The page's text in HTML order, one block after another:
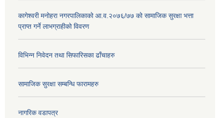
कागेश्वरी मनोहरा नगरपालिकाको आ.व.२०७६/७७ को सामाजिक सुरक्षा भत्ता
प्राप्त गर्ने लाभग्राहीको विवरण
विभिन्न निवेदन तथा सिफारिसका ढाँचाहरु
सामाजिक सुरक्षा सम्बन्धि फारामहरु
नागरिक वडापत्र